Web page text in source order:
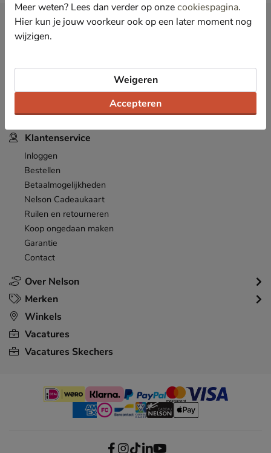
Over Nelson
Klantenservice
Inloggen
Bestellen
Betaalmogelijkheden
Nelson Cadeaukaart
Ruilen en retourneren
Koop ongedaan maken
Garantie
Contact
Merken
Winkels
Vacatures
Vacatures Skechers
Nieuwsbrief
Ontvang € 10,- welkomstkorting
Meer weten? Lees dan verder op onzecookiespagina.
Hier kun je jouw voorkeur ook op een later moment nog
wijzigen.
Accepteren
Weigeren